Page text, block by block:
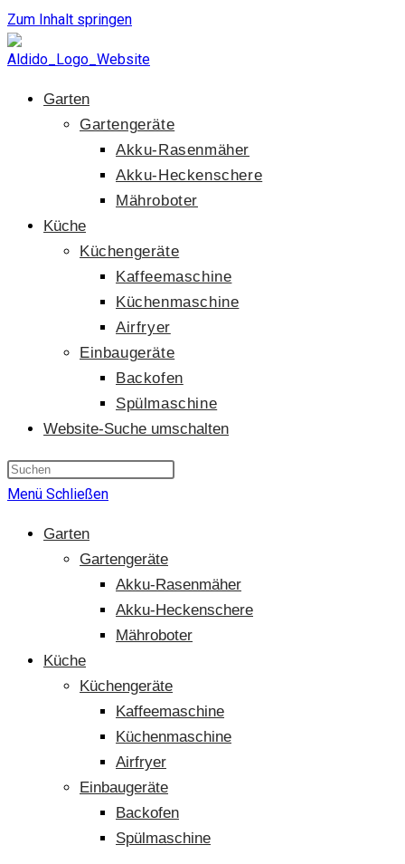
Zum Inhalt springen
Garten
Gartengeräte
Akku-Rasenmäher
Akku-Heckenschere
Mähroboter
Küche
Küchengeräte
Kaffeemaschine
Küchenmaschine
Airfryer
Einbaugeräte
Backofen
Spülmaschine
Website-Suche umschalten
Menü Schließen
Garten
Gartengeräte
Akku-Rasenmäher
Akku-Heckenschere
Mähroboter
Küche
Küchengeräte
Kaffeemaschine
Küchenmaschine
Airfryer
Einbaugeräte
Backofen
Spülmaschine